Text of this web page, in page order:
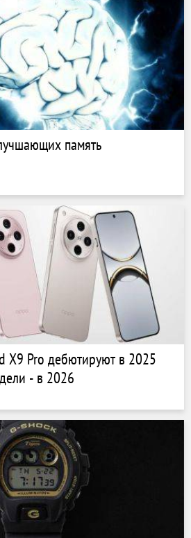
память
X9 Pro дебютируют в 2025
- в 2026